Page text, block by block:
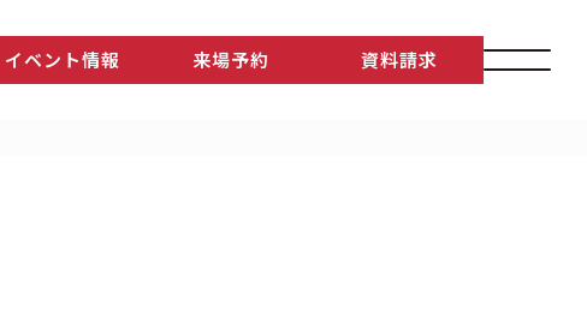
イベント情報 来場予約 資料請求